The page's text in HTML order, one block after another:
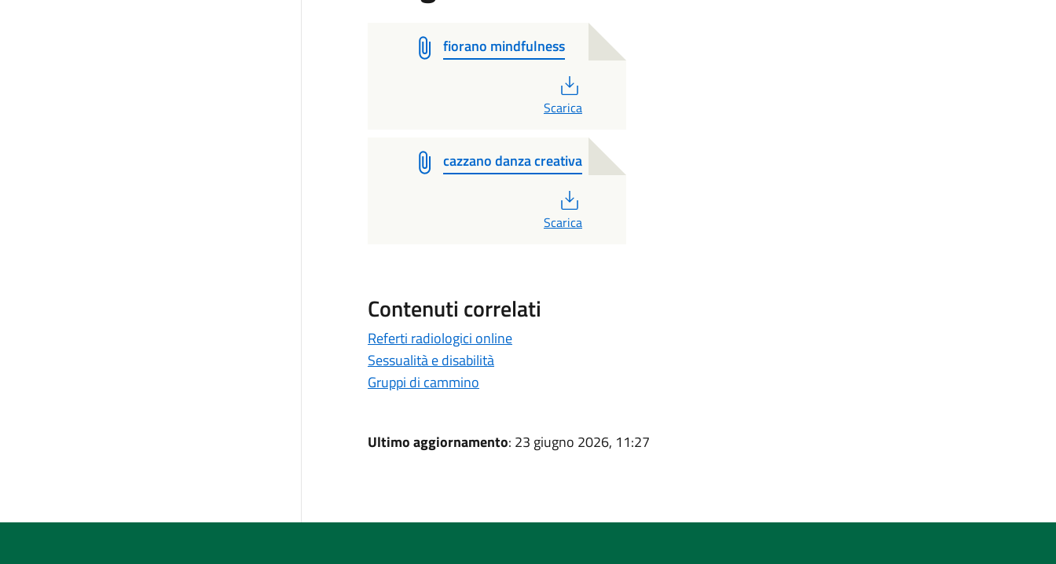
fiorano mindfulness
Scarica
cazzano danza creativa
Scarica
Contenuti correlati
Referti radiologici online
Sessualità e disabilità
Gruppi di cammino
Ultimo aggiornamento: 23 giugno 2026, 11:27